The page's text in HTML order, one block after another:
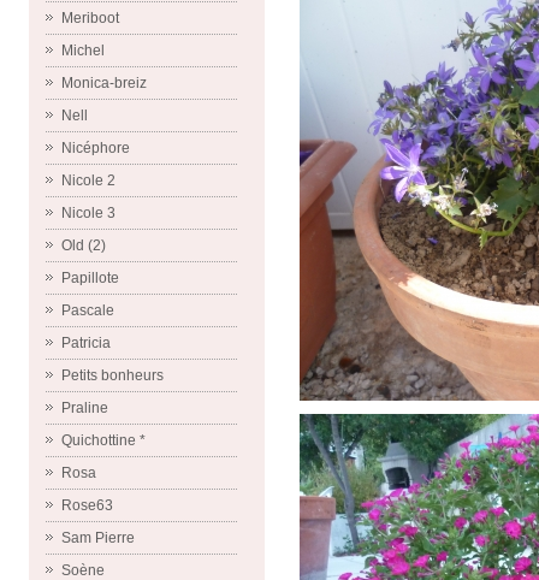
Meriboot
Michel
Monica-breiz
Nell
Nicéphore
Nicole 2
Nicole 3
Old (2)
Papillote
Pascale
Patricia
Petits bonheurs
Praline
Quichottine *
Rosa
Rose63
Sam Pierre
Soène